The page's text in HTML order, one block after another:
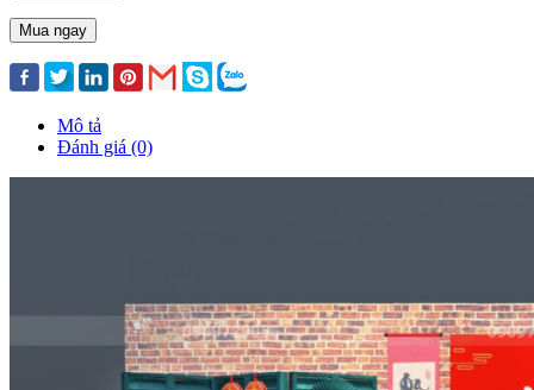
Mua ngay
Mô tả
Đánh giá (0)